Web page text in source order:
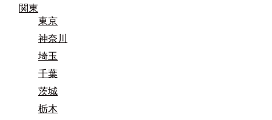
関東
東京
神奈川
埼玉
千葉
茨城
栃木